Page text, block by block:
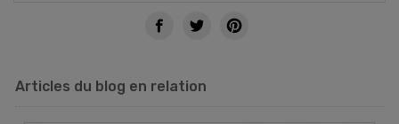
Articles du blog en relation